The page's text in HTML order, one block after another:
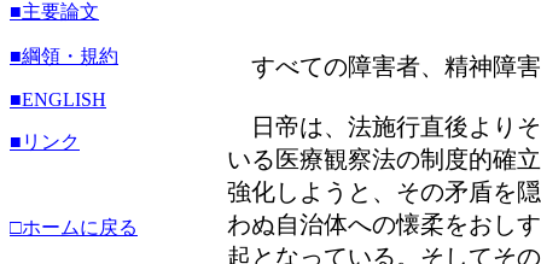
■主要論文
■綱領・規約
■ENGLISH
■リンク
□ホームに戻る
すべての障害者、精神障
日帝は、法施行直後より
いる医療観察法の制度的確
強化しようと、その矛盾を
わぬ自治体への懐柔をおし
起となっている。そしてそ